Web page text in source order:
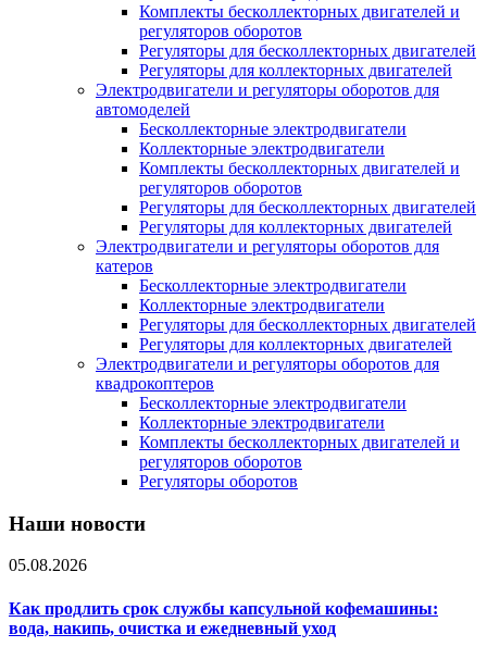
Комплекты бесколлекторных двигателей и
регуляторов оборотов
Регуляторы для бесколлекторных двигателей
Регуляторы для коллекторных двигателей
Электродвигатели и регуляторы оборотов для
автомоделей
Бесколлекторные электродвигатели
Коллекторные электродвигатели
Комплекты бесколлекторных двигателей и
регуляторов оборотов
Регуляторы для бесколлекторных двигателей
Регуляторы для коллекторных двигателей
Электродвигатели и регуляторы оборотов для
катеров
Бесколлекторные электродвигатели
Коллекторные электродвигатели
Регуляторы для бесколлекторных двигателей
Регуляторы для коллекторных двигателей
Электродвигатели и регуляторы оборотов для
квадрокоптеров
Бесколлекторные электродвигатели
Коллекторные электродвигатели
Комплекты бесколлекторных двигателей и
регуляторов оборотов
Регуляторы оборотов
Наши новости
05.08.2026
Как продлить срок службы капсульной кофемашины:
вода, накипь, очистка и ежедневный уход